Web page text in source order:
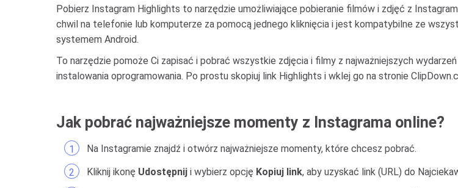
Pobierz Instagram Highlights to narzędzie umożliwiające pobieranie filmów i zdjęć z
chwil na telefonie lub komputerze za pomocą jednego kliknięcia i jest kompatybilne ze
systemem Android.
To narzędzie pomoże Ci zapisać i pobrać wszystkie zdjęcia i filmy z najważniejszych
instalowania oprogramowania. Po prostu skopiuj link Highlights i wklej go na stronie
Jak pobrać najważniejsze momenty z Instagrama online?
Na Instagramie znajdź i otwórz najważniejsze momenty, które chcesz pobrać.
Kliknij ikonę Udostępnij i wybierz opcję Kopiuj link, aby uzyskać link (URL) do